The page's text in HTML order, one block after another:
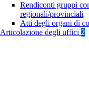
Rendiconti gruppi
regionali/provinciali
Atti degli organi di
Articolazione degli uffici 2